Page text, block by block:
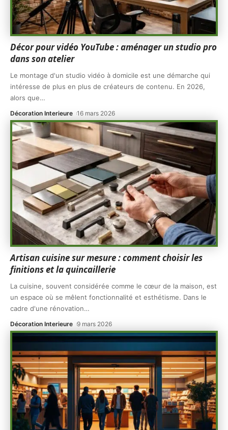
Décor pour vidéo YouTube : aménager un studio pro
dans son atelier
Le montage d'un studio vidéo à domicile est une démarche qui
intéresse de plus en plus de créateurs de contenu. En 2026,
alors que…
Décoration Interieure 16 mars 2026
Artisan cuisine sur mesure : comment choisir les
finitions et la quincaillerie
La cuisine, souvent considérée comme le cœur de la maison, est
un espace où se mêlent fonctionnalité et esthétisme. Dans le
cadre d'une rénovation…
Décoration Interieure 9 mars 2026